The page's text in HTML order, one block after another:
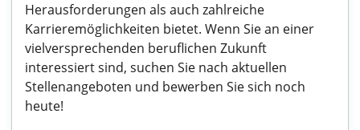
Herausforderungen als auch zahlreiche
Karrieremöglichkeiten bietet. Wenn Sie an einer
vielversprechenden beruflichen Zukunft
interessiert sind, suchen Sie nach aktuellen
Stellenangeboten und bewerben Sie sich noch
heute!